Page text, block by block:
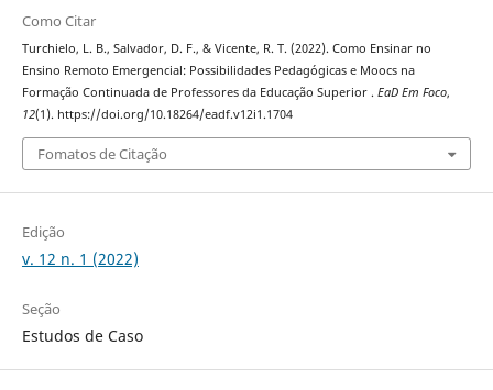
Como Citar
Turchielo, L. B., Salvador, D. F., & Vicente, R. T. (2022). Como Ensinar no
Ensino Remoto Emergencial: Possibilidades Pedagógicas e Moocs na
Formação Continuada de Professores da Educação Superior . EaD Em Foco,
12(1). https://doi.org/10.18264/eadf.v12i1.1704
Fomatos de Citação
Edição
v. 12 n. 1 (2022)
Seção
Estudos de Caso